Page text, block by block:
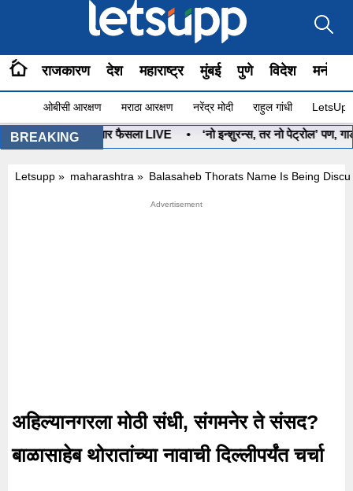
राजकारण देश महाराष्ट्र मुंबई पुणे विदेश
ओबीसी आरक्षण मराठा आरक्षण नरेंद्र मोदी राहुल गांधी
BREAKING
आज होणार फैसला LIVE • ‘नो इन्शुरन्स, तर नो पेट्रोल’ पण, गाडीचा
Letsupp » maharashtra » Balasaheb Thorats Name Is Being
अहिल्यानगरला मोठी संधी, संगमनेर ते संसद?
बाळासाहेब थोरातांच्या नावाची दिल्लीपर्यंत चर्चा